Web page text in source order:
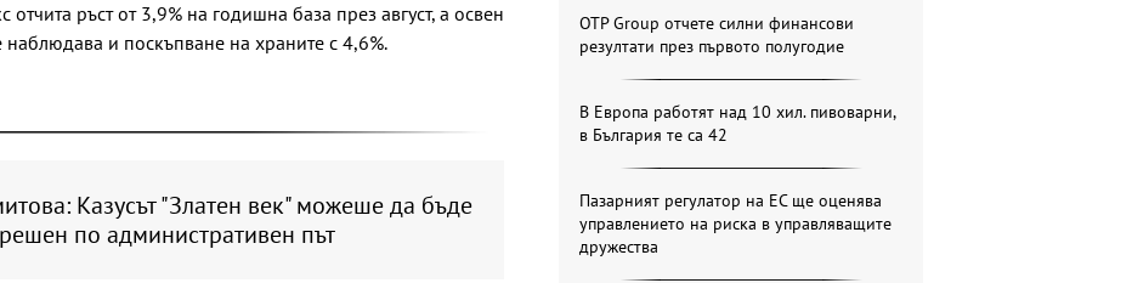
ръст от 3,9% на годишна база през август, а освен
и поскъпване на храните с 4,6%.
Казусът "Златен век" можеше да бъде
по административен път
OTP Group отчете силни финансови
резултати през първото полугодие
В Европа работят над 10 хил. пивоварни,
в България те са 42
Пазарният регулатор на ЕС ще оценява
управлението на риска в управляващите
дружества